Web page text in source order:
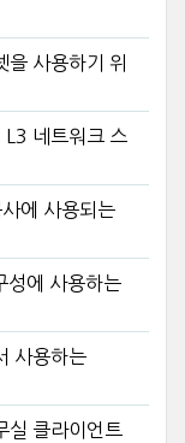
을 사용하기 위
L3 네트워크 스
에 사용되는
성에 사용하는
사용하는
실 클라이언트